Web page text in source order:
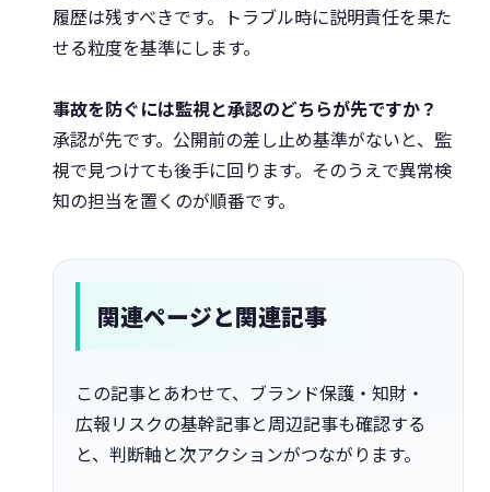
履歴は残すべきです。トラブル時に説明責任を果た
せる粒度を基準にします。
事故を防ぐには監視と承認のどちらが先ですか？
承認が先です。公開前の差し止め基準がないと、監
視で見つけても後手に回ります。そのうえで異常検
知の担当を置くのが順番です。
関連ページと関連記事
この記事とあわせて、ブランド保護・知財・
広報リスクの基幹記事と周辺記事も確認する
と、判断軸と次アクションがつながります。